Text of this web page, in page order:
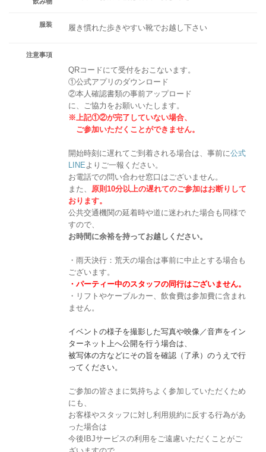
服装 履き慣れた歩きやすい靴でお越し下さい
注意事項
QRコードにて受付をおこないます。
①公式アプリのダウンロード
②本人確認書類の事前アップロード
に、ご協力をお願いいたします。
※上記①②が完了していない場合、
ご参加いただくことができません。
開始時刻に遅れてご到着される場合は、事前に公式
LINE よりご一報ください。
お電話での問い合わせ窓口はございません。
また、 原則10分以上の遅れてのご参加はお断りして
おります。
公共交通機関の延着時や道に迷われた場合も同様で
すので、
お時間に余裕を持ってお越しください。
・雨天決行：荒天の場合は事前に中止とする場合も
ございます。
・パーティー中のスタッフの同行はございません。
・リフトやケーブルカー、飲食費は参加費に含まれ
ません。
イベントの様子を撮影した写真や映像／音声をイン
ターネット上へ公開を行う場合は、
被写体の方などにその旨を確認（了承）のうえで行
ってください。
ご参加の皆さまに気持ちよく参加していただくため
にも、
お客様やスタッフに対し利用規約に反する行為があ
った場合は
今後IBJサービスの利用をご遠慮いただくことがご